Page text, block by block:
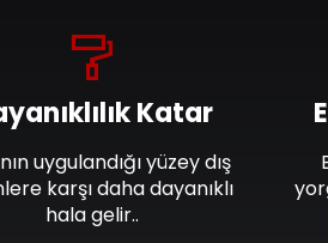
Katar
uygulandığı yüzey dış
karşı daha dayanıklı
hala gelir..